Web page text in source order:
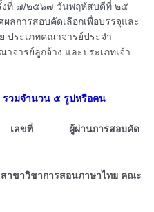
งที่ ๗/๒๕๖๗ วันพฤหัสบดีที่ ๒๕
ลการสอบคัดเลือกเพื่อบรรจุและ
ประเภทคณาจารย์ประจำ
จารย์ลูกจ้าง และประเภทเจ้า
รวมจำนวน ๕ รูปหรือคน
ขที่ ผู้ผ่านการสอบคัด
ขาวิชาการสอนภาษาไทย คณะ